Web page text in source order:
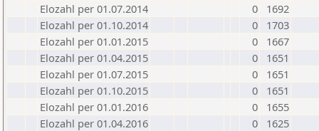
Elozahl per 01.07.2014
0
1692
Elozahl per 01.10.2014
0
1703
Elozahl per 01.01.2015
0
1667
Elozahl per 01.04.2015
0
1651
Elozahl per 01.07.2015
0
1651
Elozahl per 01.10.2015
0
1651
Elozahl per 01.01.2016
0
1655
Elozahl per 01.04.2016
0
1625